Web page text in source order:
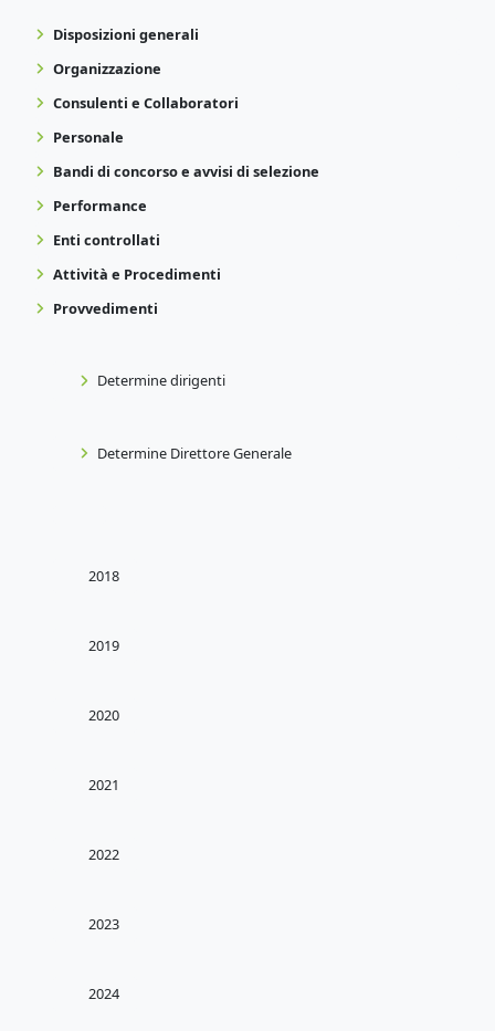
Disposizioni generali
Organizzazione
Consulenti e Collaboratori
Personale
Bandi di concorso e avvisi di selezione
Performance
Enti controllati
Attività e Procedimenti
Provvedimenti
Determine dirigenti
Determine Direttore Generale
2018
2019
2020
2021
2022
2023
2024